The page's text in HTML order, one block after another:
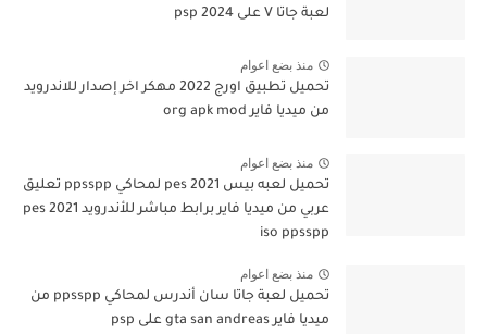
لعبة جاتا V على psp 2024
منذ بضع اعوام
تحميل تطبيق اورج 2022 مهكر اخر إصدار للاندرويد
من ميديا فاير org apk mod
منذ بضع اعوام
تحميل لعبه بيس pes 2021 لمحاكي ppsspp تعليق
عربي من ميديا فاير برابط مباشر للأندرويد pes 2021
iso ppsspp
منذ بضع اعوام
تحميل لعبة جاتا سان أندرس لمحاكي ppsspp من
ميديا فاير gta san andreas على psp